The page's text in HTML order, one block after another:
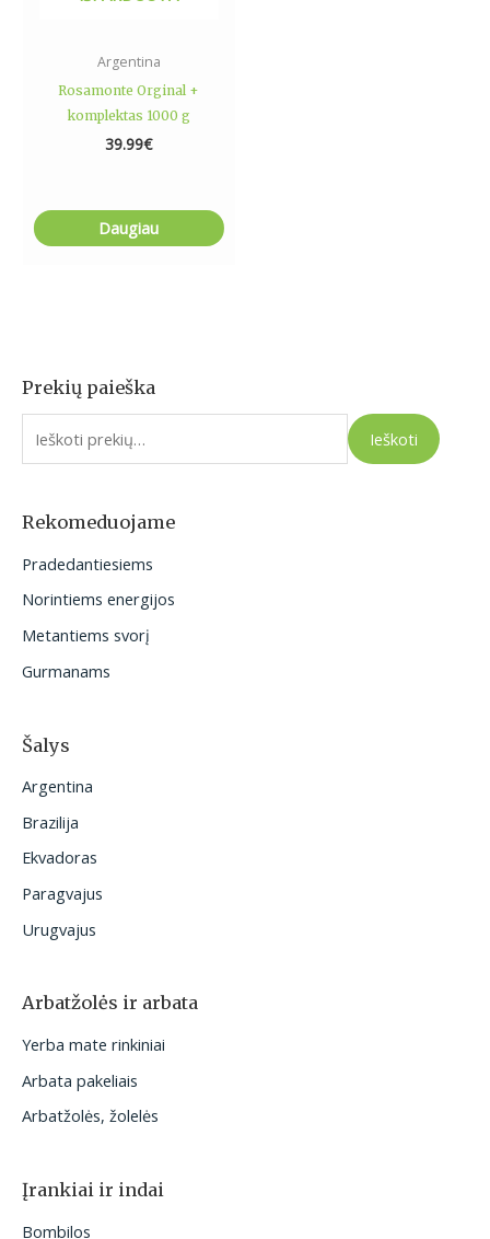
Prekių paieška
I
e
o
:
Ieškoti
Rekomeduojame
Pradedantiesiems
Norintiems energijos
Metantiems svorį
Gurmanams
Šalys
Argentina
Brazilija
Ekvadoras
Paragvajus
Urugvajus
Arbatžolės ir arbata
Yerba mate rinkiniai
Arbata pakeliais
Arbatžolės, žolelės
Įrankiai ir indai
Bombilos
Argentina
Rosamonte Orginal +
komplektas 1000 g
39.99€
Daugiau